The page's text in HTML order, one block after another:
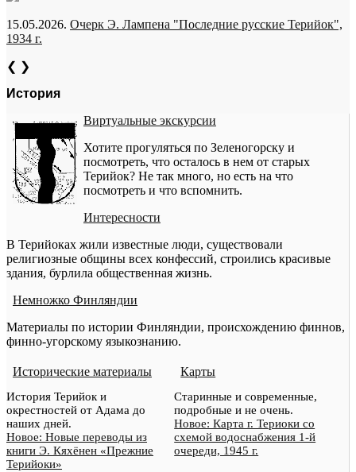
15.05.2026. Очерк Э. Лампена "Последние русские Терийок",
1934 г.
❮ ❯
История
Виртуальные экскурсии
Хотите прогуляться по Зеленогорску и
посмотреть, что осталось в нем от старых
Терийок? Не так много, но есть на что
посмотреть и что вспомнить.
Интересности
В Терийоках жили известные люди, существовали
религиозные общины всех конфессий, строились красивые
здания, бурлила общественная жизнь.
Немножко Финляндии
Материалы по истории Финляндии, происхождению финнов,
финно-угорскому языкознанию.
Исторические материалы
История Терийок и
окрестностей от Адама до
наших дней.
Новое: Новые переводы из
книги Э. Кяхёнен «Прежние
Терийоки»
Карты
Старинные и современные,
подробные и не очень.
Новое: Карта г. Териоки со
схемой водоснабжения 1-й
очереди, 1945 г.